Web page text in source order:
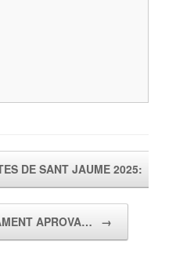
DE SANT JAUME 2025:
APROVA… →